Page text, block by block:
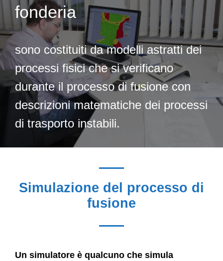
fonderia
sono costituiti da modelli astratti dei
processi fisici che si verificano
durante il processo di fusione con
descrizioni matematiche dei processi
di trasporto instabili.
Simulazione del processo di
fusione
Un simulatore è qualcuno che simula